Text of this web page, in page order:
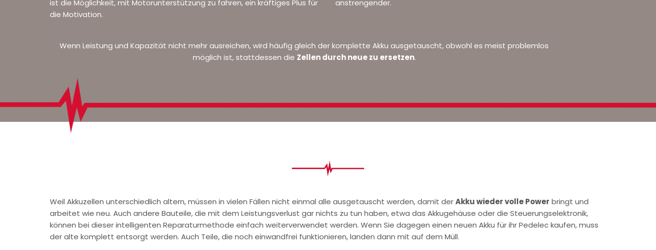
ist die Möglichkeit, mit Motorunterstützung zu fahren, ein kräftiges Plus für
die Motivation.
anstrengender.
Wenn Leistung und Kapazität nicht mehr ausreichen, wird häufig gleich der komplette Akku ausgetauscht, obwohl es meist problemlos
möglich ist, stattdessen die Zellen durch neue zu ersetzen.
Weil Akkuzellen unterschiedlich altern, müssen in vielen Fällen nicht einmal alle ausgetauscht werden, damit derAkku wieder volle Power bringt und
arbeitet wie neu. Auch andere Bauteile, die mit dem Leistungsverlust gar nichts zu tun haben, etwa das Akkugehäuse oder die Steuerungselektronik,
können bei dieser intelligenten Reparaturmethode einfach weiterverwendet werden. Wenn Sie dagegen einen neuen Akku für ihr Pedelec kaufen, muss
der alte komplett entsorgt werden. Auch Teile, die noch einwandfrei funktionieren, landen dann mit auf dem Müll.